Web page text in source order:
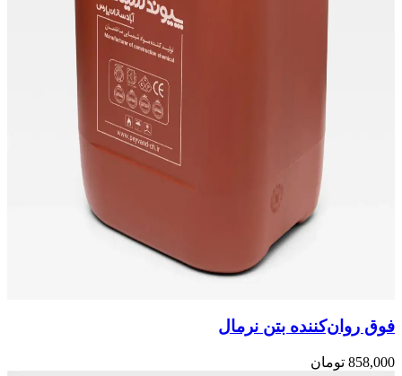
فوق روان‌کننده بتن نرمال
858,000 تومان